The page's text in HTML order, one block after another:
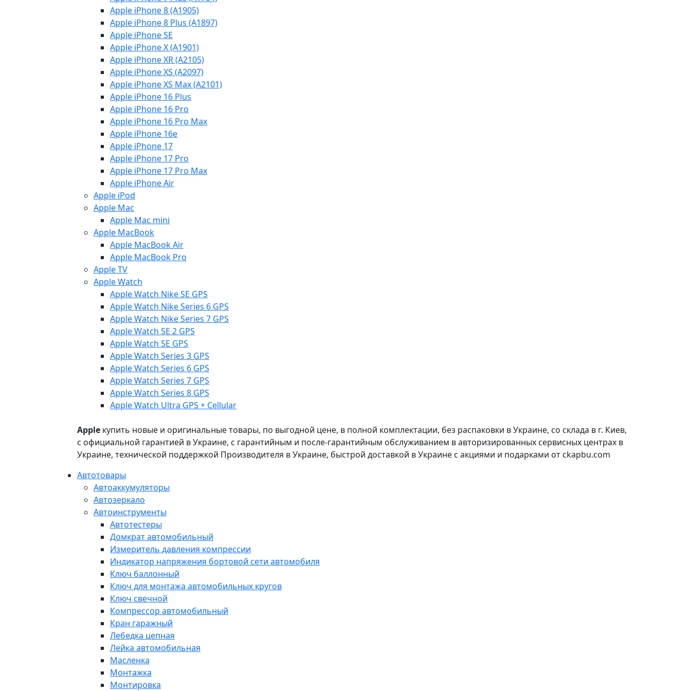
Apple iPhone 8 (A1905)
Apple iPhone 8 Plus (A1897)
Apple iPhone SE
Apple iPhone X (A1901)
Apple iPhone XR (A2105)
Apple iPhone XS (A2097)
Apple iPhone XS Max (A2101)
Apple iPhone 16 Plus
Apple iPhone 16 Pro
Apple iPhone 16 Pro Max
Apple iPhone 16e
Apple iPhone 17
Apple iPhone 17 Pro
Apple iPhone 17 Pro Max
Apple iPhone Air
Apple iPod
Apple Mac
Apple Mac mini
Apple MacBook
Apple MacBook Air
Apple MacBook Pro
Apple TV
Apple Watch
Apple Watch Nike SE GPS
Apple Watch Nike Series 6 GPS
Apple Watch Nike Series 7 GPS
Apple Watch SE 2 GPS
Apple Watch SE GPS
Apple Watch Series 3 GPS
Apple Watch Series 6 GPS
Apple Watch Series 7 GPS
Apple Watch Series 8 GPS
Apple Watch Ultra GPS + Cellular
Apple купить новые и оригинальные товары, по выгодной цене, в полной комплектации, без распаковки в Украине, со склада в г. Киев,
с официальной гарантией в Украине, с гарантийным и после-гарантийным обслуживанием в авторизированных сервисных центрах в
Украине, технической поддержкой Производителя в Украине, быстрой доставкой в Украине с акциями и подарками от ckapbu.com
Автотовары
Автоаккумуляторы
Автозеркало
Автоинструменты
Автотестеры
Домкрат автомобильный
Измеритель давления компрессии
Индикатор напряжения бортовой сети автомобиля
Ключ баллонный
Ключ для монтажа автомобильных кругов
Ключ свечной
Компрессор автомобильный
Кран гаражный
Лебедка цепная
Лейка автомобильная
Масленка
Монтажка
Монтировка